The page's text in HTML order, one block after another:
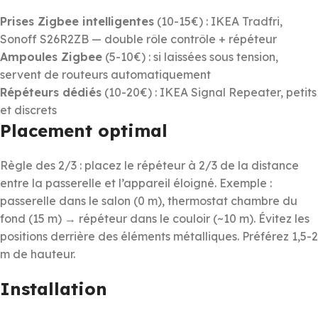
Prises Zigbee intelligentes (10-15€) : IKEA Tradfri,
Sonoff S26R2ZB — double rôle contrôle + répéteur
Ampoules Zigbee (5-10€) : si laissées sous tension,
servent de routeurs automatiquement
Répéteurs dédiés (10-20€) : IKEA Signal Repeater, petits
et discrets
Placement optimal
Règle des 2/3 : placez le répéteur à 2/3 de la distance
entre la passerelle et l’appareil éloigné. Exemple :
passerelle dans le salon (0 m), thermostat chambre du
fond (15 m) → répéteur dans le couloir (~10 m). Évitez les
positions derrière des éléments métalliques. Préférez 1,5-2
m de hauteur.
Installation